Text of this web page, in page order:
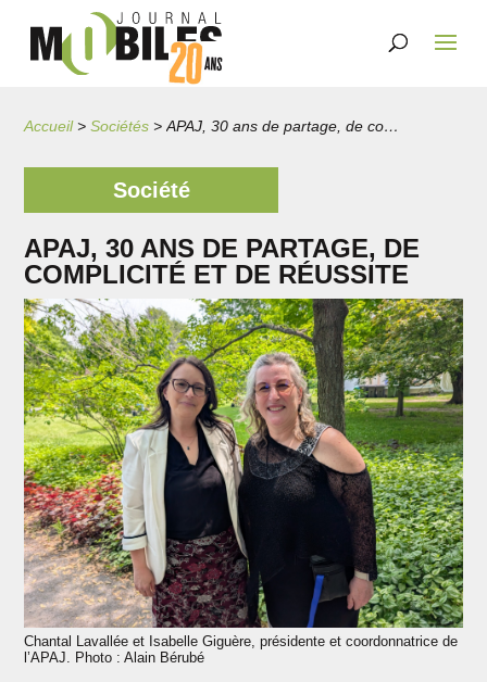
Accueil>Sociétés > APAJ, 30 ans de partage, de complicité et de réussite
Société
APAJ, 30 ANS DE PARTAGE, DE
COMPLICITÉ ET DE RÉUSSITE
Chantal Lavallée et Isabelle Giguère, présidente et coordonnatrice de
l’APAJ. Photo : Alain Bérubé